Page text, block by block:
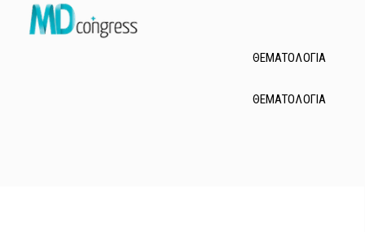
ΘΕΜΑΤΟΛΟΓΙΑ
ΘΕΜΑΤΟΛΟΓΙΑ